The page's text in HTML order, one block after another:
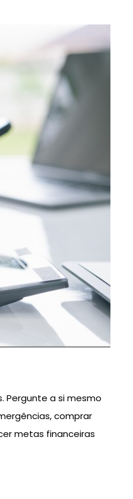
Pergunte a si mesmo
comprar
metas financeiras